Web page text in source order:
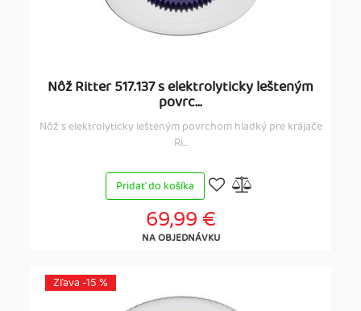
Nôž Ritter 517.137 s elektrolyticky lešteným
povrc...
Nôž s elektrolyticky lešteným povrchom hladký pre krájače
Ri...
Pridať do košíka
69,99 €
NA OBJEDNÁVKU
Zľava -15 %